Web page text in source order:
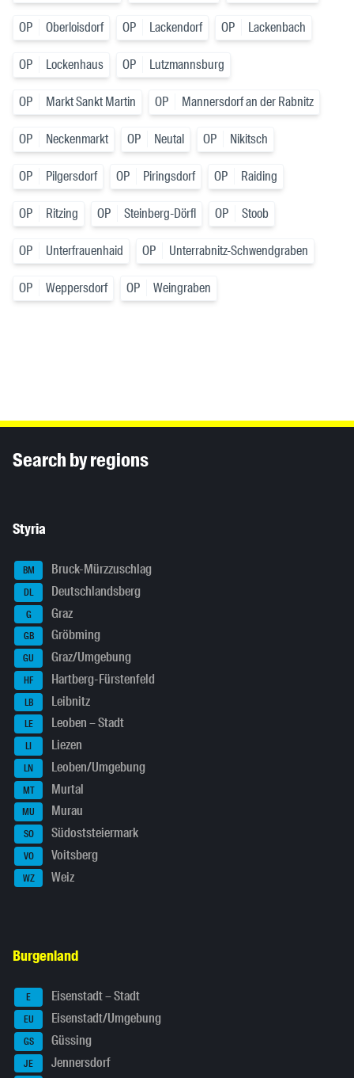
OP Oberloisdorf OP Lackendorf OP Lackenbach
OP Lockenhaus OP Lutzmannsburg
OP Markt Sankt Martin OP Mannersdorf an der Rabnitz
OP Neckenmarkt OP Neutal OP Nikitsch
OP Pilgersdorf OP Piringsdorf OP Raiding
OP Ritzing OP Steinberg-Dörfl OP Stoob
OP Unterfrauenhaid OP Unterrabnitz-Schwendgraben
OP Weppersdorf OP Weingraben
Search by regions
Styria
BM Bruck-Mürzzuschlag
DL Deutschlandsberg
G Graz
GB Gröbming
GU Graz/Umgebung
HF Hartberg-Fürstenfeld
LB Leibnitz
LE Leoben – Stadt
LI Liezen
LN Leoben/Umgebung
MT Murtal
MU Murau
SO Südoststeiermark
VO Voitsberg
WZ Weiz
Burgenland
E Eisenstadt – Stadt
EU Eisenstadt/Umgebung
GS Güssing
JE
Jennersdorf